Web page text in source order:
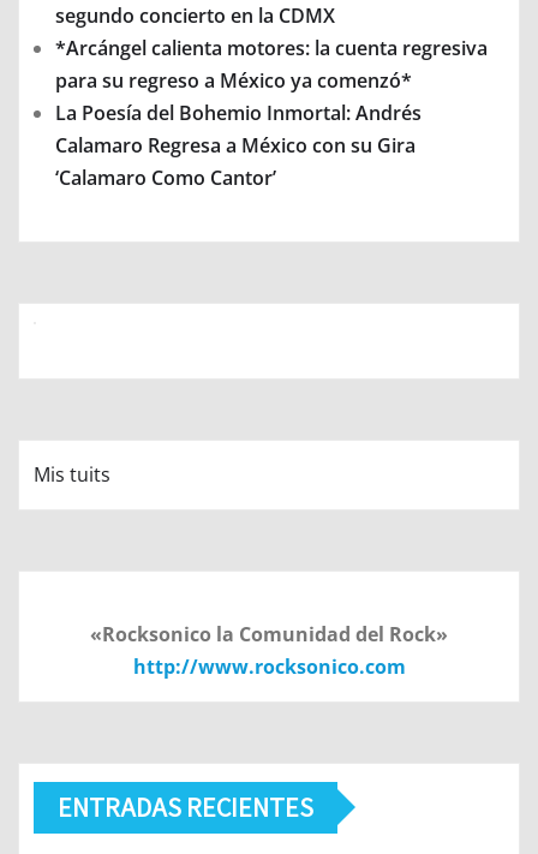
segundo concierto en la CDMX
*Arcángel calienta motores: la cuenta regresiva
para su regreso a México ya comenzó*
La Poesía del Bohemio Inmortal: Andrés
Calamaro Regresa a México con su Gira
‘Calamaro Como Cantor’
Mis tuits
«Rocksonico la Comunidad del Rock»
http://www.rocksonico.com
ENTRADAS RECIENTES